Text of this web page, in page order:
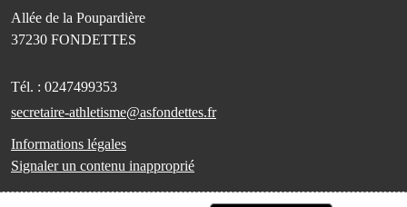
Allée de la Poupardière
37230 FONDETTES
Tél. : 0247499353
secretaire-athletisme@asfondettes.fr
Informations légales
Signaler un contenu inapproprié